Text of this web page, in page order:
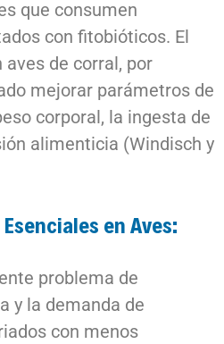
que consumen
con fitobióticos. El
de corral, por
mejorar parámetros de
corporal, la ingesta de
alimenticia (Windisch y
en Aves:
problema de
y la demanda de
con menos